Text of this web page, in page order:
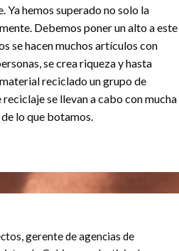
Ya hemos superado no solo la
Debemos poner un alto a este
se hacen muchos artículos con
se crea riqueza y hasta
reciclado un grupo de
se llevan a cabo con mucha
lo que botamos.
gerente de agencias de